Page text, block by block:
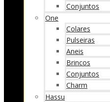
Conjuntos
One
Colares
Pulseiras
Aneis
Brincos
Conjuntos
Charm
Hassu